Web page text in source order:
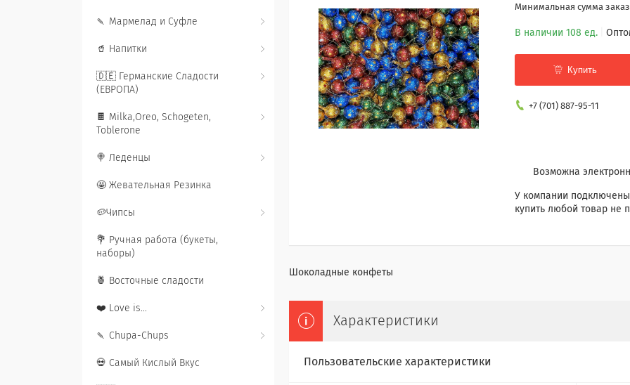
Минимальная сумма
В наличии 108 ед.
Купить
+7 (701) 887-95-11
У компании
купить любой товар не
Шоколадные конфеты
Характеристики
Пользовательские характеристики
🍡 Мармелад и Суфле
🥤 Напитки
🇩🇪 Германские Сладости
(ЕВРОПА)
🍫 Milka,Oreo, Schogeten,
Toblerone
🍭 Леденцы
🤩 Жевательная Резинка
🥔Чипсы
💐 Ручная работа (букеты,
наборы)
🍍 Восточные сладости
❤️ Love is...
🍡 Chupa-Chups
💀 Самый Кислый Вкус